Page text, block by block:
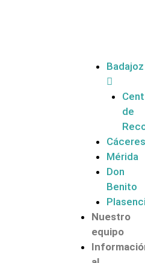
Badajoz
de
Mérida
Don
Benito
Nuestro
equipo